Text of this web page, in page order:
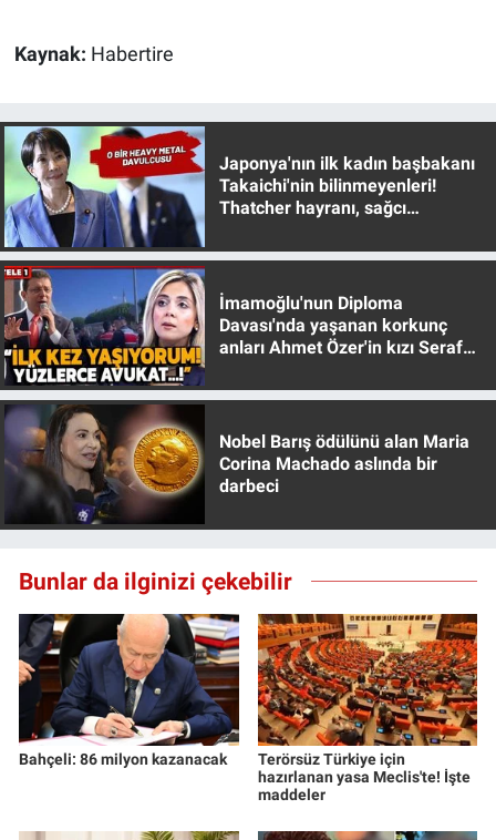
Kaynak: Habertire
Japonya'nın ilk kadın başbakanı
Takaichi'nin bilinmeyenleri!
Thatcher hayranı, sağcı
İmamoğlu'nun Diploma
Davası'nda yaşanan korkunç
anları Ahmet Özer'in kızı Seraf
Nobel Barış ödülünü alan Maria
Corina Machado aslında bir
darbeci
Bunlar da ilginizi çekebilir
Bahçeli: 86 milyon kazanacak
Terörsüz Türkiye için
hazırlanan yasa Meclis'te! İşte
maddeler
Teknoloji
Türkiye'nin Geleceği
Türkiye'nin Gündemi
Yerel Gündem
Yerel Yaşam
Canlı Yayın